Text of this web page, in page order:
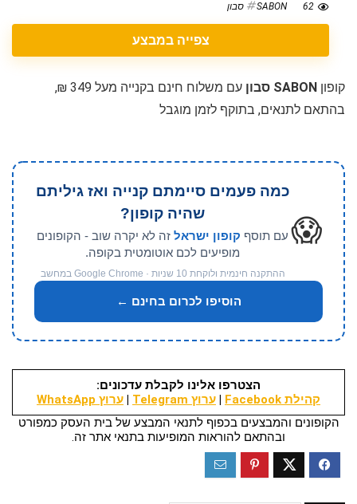
62 SABON סבון
צפייה במבצע
קופון SABON סבון
עם משלוח חינם בקנייה מעל 349 ₪,
בהתאם לתנאים, בתוקף לזמן מוגבל
😱
כמה פעמים סיימתם קנייה ואז גיליתם
שהיה קופון?
עם תוסף קופון ישראל זה לא יקרה שוב - הקופונים
מופיעים לכם אוטומטית בקופה.
ההתקנה חינמית ולוקחת 10 שניות · Google Chrome במחשב
הוסיפו לכרום בחינם ←
הצטרפו אלינו לקבלת עדכונים:
קהילת Facebook
| ערוץ Telegram | ערוץ WhatsApp
הקופונים והמבצעים בכפוף לתנאי המבצע של בית העסק כמפורט
ובהתאם להוראות המופיעות בתנאי אתר זה.